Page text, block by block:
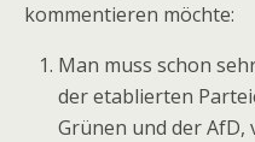
kommentieren möchte:
Man muss schon
der etablierten
Grünen und der AfD,